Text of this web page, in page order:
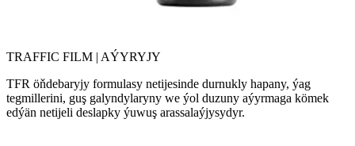
TRAFFIC FILM | AÝYRYJY
TFR öňdebaryjy formulasy netijesinde durnukly hapany, ýag
tegmillerini, guş galyndylaryny we ýol duzuny aýyrmaga kömek
edýän netijeli deslapky ýuwuş arassalaýjysydyr.